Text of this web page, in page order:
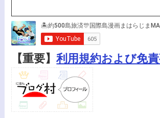
【重要】利用規約および免